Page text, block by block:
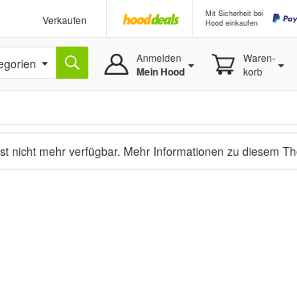
Verkaufen
Mit Sicherheit bei
Hood einkaufen
Anmelden
Mein Hood
Waren-
korb
nicht mehr verfügbar. Mehr Informationen zu diesem